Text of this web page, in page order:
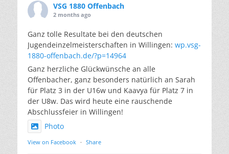
VSG 1880 Offenbach
2 months ago
Ganz tolle Resultate bei den deutschen
Jugendeinzelmeisterschaften in Willingen: wp.vsg-
1880-offenbach.de/?p=14964
Ganz herzliche Glückwünsche an alle
Offenbacher, ganz besonders natürlich an Sarah
für Platz 3 in der U16w und Kaavya für Platz 7 in
der U8w. Das wird heute eine rauschende
Abschlussfeier in Willingen!
Photo
View on Facebook · Share